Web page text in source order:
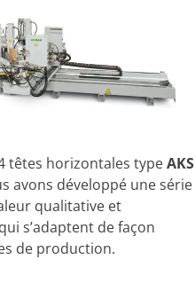
têtes horizontales typeAKS
avons développé une série
qualitative et
s’adaptent de façon
de production.